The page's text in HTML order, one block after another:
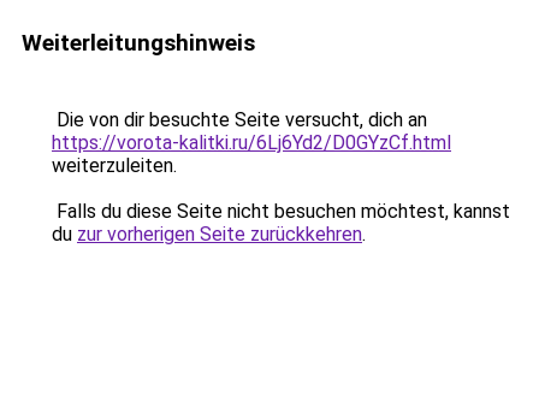
Weiterleitungshinweis
Die von dir besuchte Seite versucht, dich an
https://vorota-kalitki.ru/6Lj6Yd2/D0GYzCf.html
weiterzuleiten.
Falls du diese Seite nicht besuchen möchtest, kannst
du zur vorherigen Seite zurückkehren.